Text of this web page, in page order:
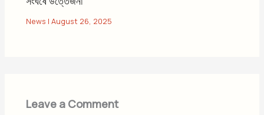
News |August 26, 2025
Leave a Comment